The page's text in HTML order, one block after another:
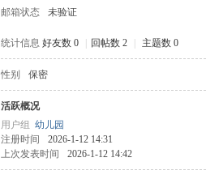
邮箱状态
未验证
统计信息 好友数 0 回帖数 2 主题数 0
性别 保密
活跃概况
用户组 幼儿园
注册时间
2026-1-12 14:31
上次发表时间
2026-1-12 14:42